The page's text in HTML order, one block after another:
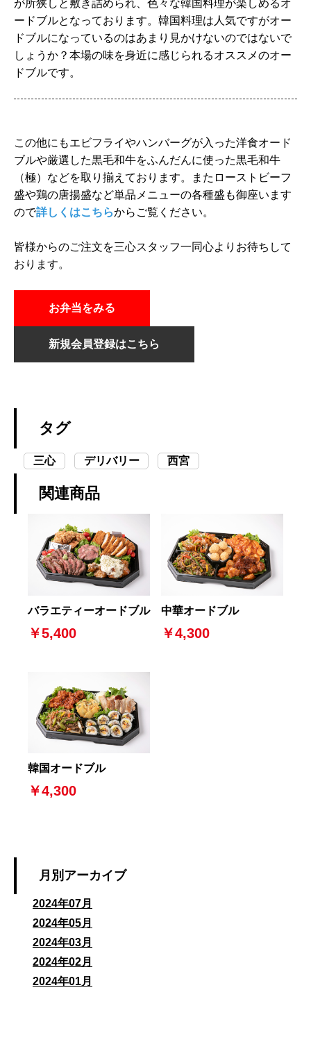
が所狭しと敷き詰められ、色々な韓国料理が楽しめるオ
ードブルとなっております。韓国料理は人気ですがオー
ドブルになっているのはあまり見かけないのではないで
しょうか？本場の味を身近に感じられるオススメのオー
ドブルです。
この他にもエビフライやハンバーグが入った洋食オード
ブルや厳選した黒毛和牛をふんだんに使った黒毛和牛
（極）などを取り揃えております。またローストビーフ
盛や鶏の唐揚盛など単品メニューの各種盛も御座います
ので詳しくはこちらからご覧ください。
皆様からのご注文を三心スタッフ一同心よりお待ちして
おります。
お弁当をみる
新規会員登録はこちら
タグ
三心 デリバリー 西宮
関連商品
バラエティーオードブル
￥5,400
中華オードブル
￥4,300
韓国オードブル
￥4,300
月別アーカイブ
2024年07月
2024年05月
2024年03月
2024年02月
2024年01月